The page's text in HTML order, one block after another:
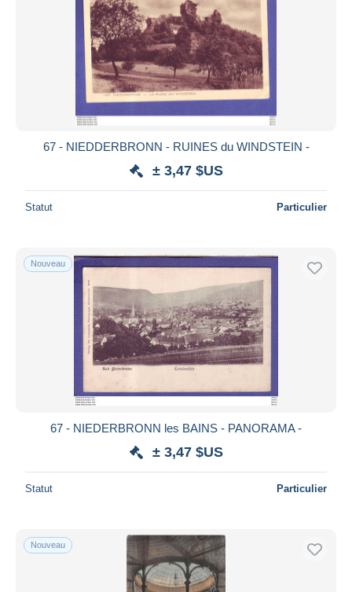
67 - NIEDDERBRONN - RUINES du WINDSTEIN -
± 3,47 $US
Statut Particulier
Nouveau
67 - NIEDERBRONN les BAINS - PANORAMA -
± 3,47 $US
Statut Particulier
Nouveau